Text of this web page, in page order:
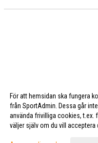
För att hemsidan ska fungera
från SportAdmin. Dessa går
använda frivilliga cookies, t.ex.
väljer själv om du vill acceptera